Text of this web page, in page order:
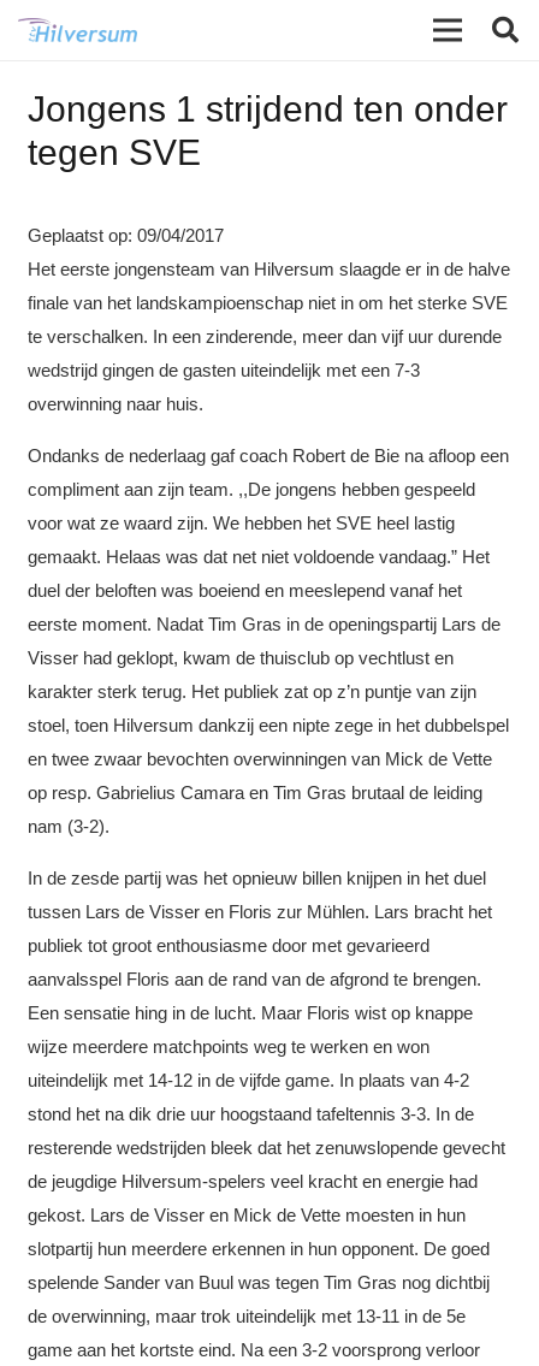
Jongens 1 strijdend ten onder
tegen SVE
Geplaatst op: 09/04/2017
Het eerste jongensteam van Hilversum slaagde er in de halve
finale van het landskampioenschap niet in om het sterke SVE
te verschalken. In een zinderende, meer dan vijf uur durende
wedstrijd gingen de gasten uiteindelijk met een 7-3
overwinning naar huis.
Ondanks de nederlaag gaf coach Robert de Bie na afloop een
compliment aan zijn team. ,,De jongens hebben gespeeld
voor wat ze waard zijn. We hebben het SVE heel lastig
gemaakt. Helaas was dat net niet voldoende vandaag.” Het
duel der beloften was boeiend en meeslepend vanaf het
eerste moment. Nadat Tim Gras in de openingspartij Lars de
Visser had geklopt, kwam de thuisclub op vechtlust en
karakter sterk terug. Het publiek zat op z’n puntje van zijn
stoel, toen Hilversum dankzij een nipte zege in het dubbelspel
en twee zwaar bevochten overwinningen van Mick de Vette
op resp. Gabrielius Camara en Tim Gras brutaal de leiding
nam (3-2).
In de zesde partij was het opnieuw billen knijpen in het duel
tussen Lars de Visser en Floris zur Mühlen. Lars bracht het
publiek tot groot enthousiasme door met gevarieerd
aanvalsspel Floris aan de rand van de afgrond te brengen.
Een sensatie hing in de lucht. Maar Floris wist op knappe
wijze meerdere matchpoints weg te werken en won
uiteindelijk met 14-12 in de vijfde game. In plaats van 4-2
stond het na dik drie uur hoogstaand tafeltennis 3-3. In de
resterende wedstrijden bleek dat het zenuwslopende gevecht
de jeugdige Hilversum-spelers veel kracht en energie had
gekost. Lars de Visser en Mick de Vette moesten in hun
slotpartij hun meerdere erkennen in hun opponent. De goed
spelende Sander van Buul was tegen Tim Gras nog dichtbij
de overwinning, maar trok uiteindelijk met 13-11 in de 5e
game aan het kortste eind. Na een 3-2 voorsprong verloor